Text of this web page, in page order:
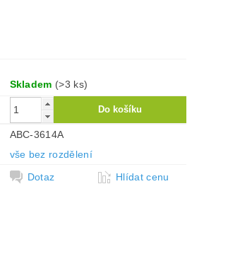
Skladem (>3 ks)
ABC-3614A
vše bez rozdělení
Dotaz Hlídat cenu